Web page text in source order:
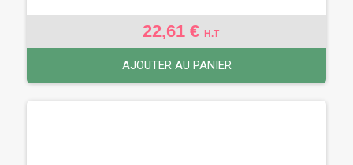
22,61 € H.T
AJOUTER AU PANIER